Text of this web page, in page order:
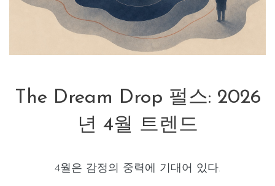
The Dream Drop 펄스: 2026
년 4월 트렌드
4월은 감정의 중력에 기대어 있다.